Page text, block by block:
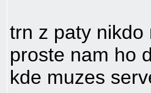
trn z paty nikdo
proste nam ho
kde muzes